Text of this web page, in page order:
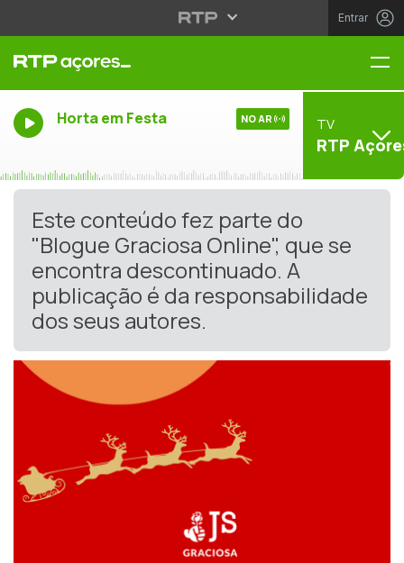
Entrar
Horta em Festa NO AR TV
RTP
Este conteúdo fez parte do
"Blogue Graciosa Online", que se
encontra descontinuado. A
publicação é da responsabilidade
dos seus autores.